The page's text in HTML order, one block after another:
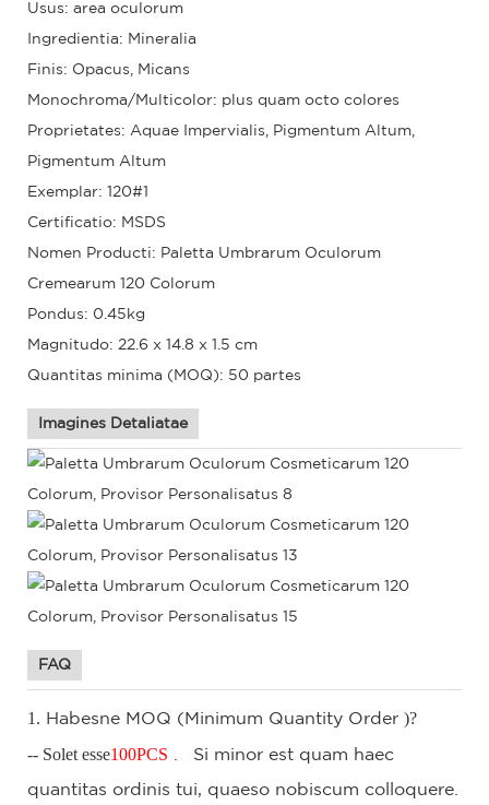
Usus: area oculorum
Ingredientia: Mineralia
Finis: Opacus, Micans
Monochroma/Multicolor: plus quam octo colores
Proprietates: Aquae Impervialis, Pigmentum Altum,
Pigmentum Altum
Exemplar: 120#1
Certificatio: MSDS
Nomen Producti: Paletta Umbrarum Oculorum
Cremearum 120 Colorum
Pondus: 0.45kg
Magnitudo: 22.6 x 14.8 x 1.5 cm
Quantitas minima (MOQ): 50 partes
Imagines Detaliatae
FAQ
1. Habesne MOQ (Minimum Quantity Order )?
-- Solet esse100PCS Si minor est quam haec
quantitas ordinis tui, quaeso nobiscum colloquere.